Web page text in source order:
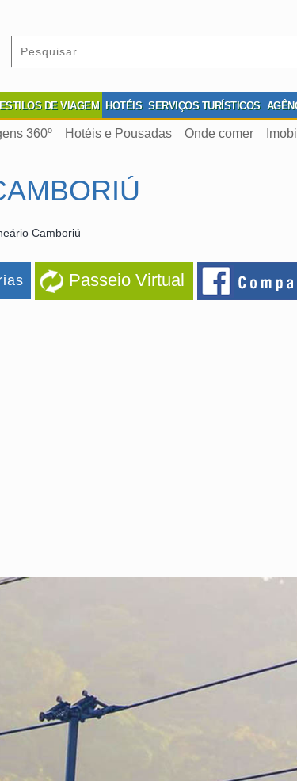
ESTILOS DE VIAGEM HOTÉIS SERVIÇOS TURÍSTICOS
360º Hotéis e Pousadas Onde comer
Camboriú
Passeio Virtual